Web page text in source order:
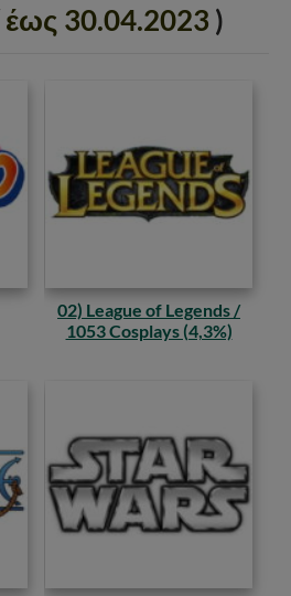
έως 30.04.2023 )
02) League of Legends /
1053 Cosplays (4,3%)